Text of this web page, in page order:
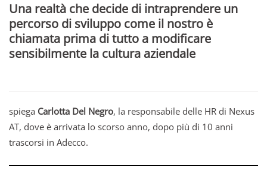
Una realtà che decide di intraprendere un
percorso di sviluppo come il nostro è
chiamata prima di tutto a modificare
sensibilmente la cultura aziendale
spiega Carlotta Del Negro, la responsabile delle HR di Nexus
AT, dove è arrivata lo scorso anno, dopo più di 10 anni
trascorsi in Adecco.